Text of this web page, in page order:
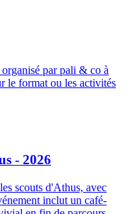
par pali & co à
le format ou les activités
- 2026
scouts d'Athus, avec
inclut un café-